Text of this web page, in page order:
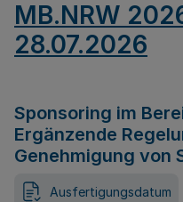
MB.NRW
28.07.2026
Sponsoring im
Ergänzende
Genehmigung von
Ausfertigungsdatum